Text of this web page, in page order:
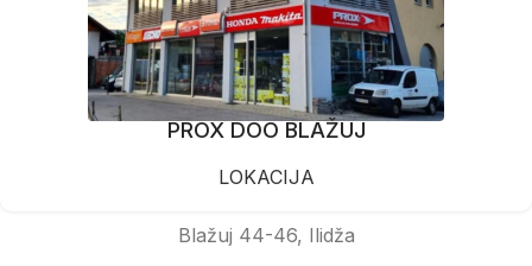
PROX DOO BLAŽUJ
LOKACIJA
Blažuj 44-46, Ilidža